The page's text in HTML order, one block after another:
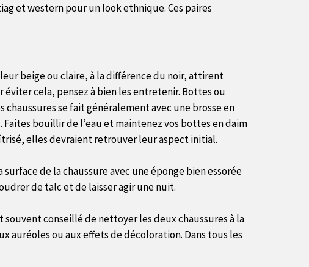
et western pour un look ethnique. Ces paires
beige ou claire, à la différence du noir, attirent
cela, pensez à bien les entretenir. Bottes ou
se fait généralement avec une brosse en
bouillir de l’eau et maintenez vos bottes en daim
elles devraient retrouver leur aspect initial.
de la chaussure avec une éponge bien essorée
de talc et de laisser agir une nuit.
souvent conseillé de nettoyer les deux chaussures à la
auréoles ou aux effets de décoloration. Dans tous les